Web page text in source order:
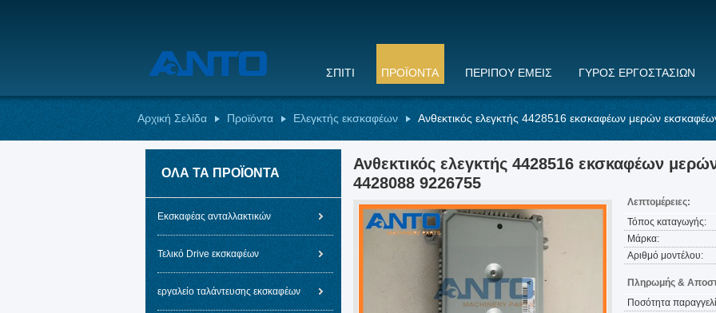
ΣΠΊΤΙ ΠΡΟΪΌΝΤΑ ΠΕΡΊΠΟΥ ΕΜΕΊΣ ΓΎΡΟΣ ΕΡΓΟΣΤΑΣΊΩΝ
Αρχική Σελίδα Προϊόντα Ελεγκτής εκσκαφέων Ανθεκτικός ελεγκτής 4428516 εκσκαφέων μερών
ΌΛΑ ΤΑ ΠΡΟΪΌΝΤΑ
Εκσκαφέας ανταλλακτικών
Τελικό Drive εκσκαφέων
εργαλείο ταλάντευσης εκσκαφέων
Ανθεκτικός ελεγκτής 4428516 εκσκαφέων
4428088 9226755
Λεπτομέρειες:
Τόπος καταγωγής:
Μάρκα:
Αριθμό μοντέλου:
Πληρωμής &
Ποσότητα